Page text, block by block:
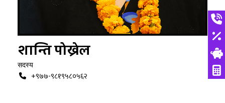
शान्ति पोख्रेल
सदस्य
+९७७-९८१९५८०५६२